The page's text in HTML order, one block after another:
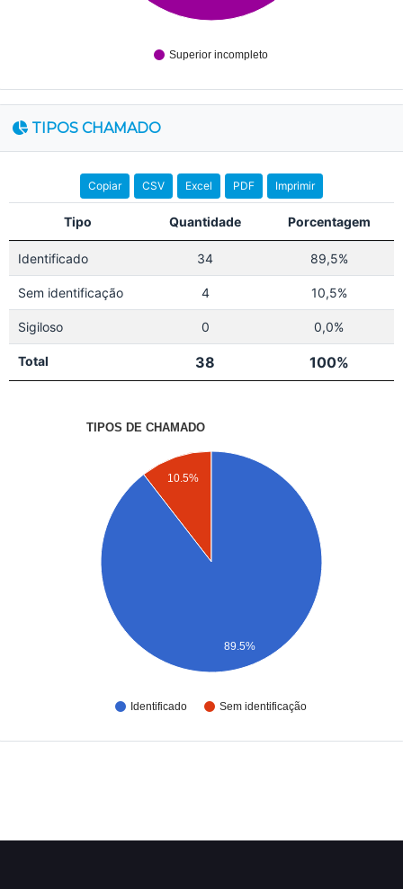
Superior incompleto
TIPOS CHAMADO
Copiar CSV Excel PDF Imprimir
Tipo Quantidade Porcentagem
Identificado 34 89,5%
Sem identificação 4 10,5%
Sigiloso 0 0,0%
Total 38 100%
TIPOS DE CHAMADO
Identificado Sem identificação
10.5%
89.5%